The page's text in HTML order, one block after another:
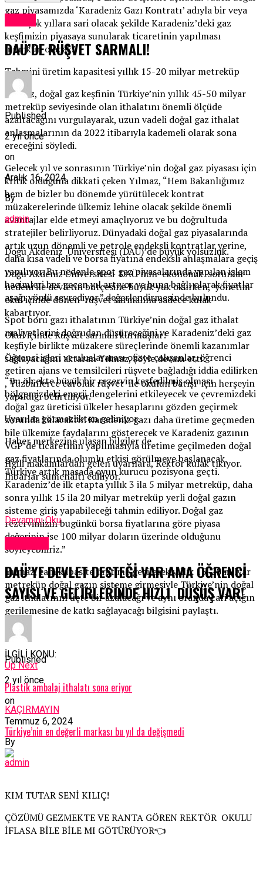
gaz piyasamızda ‘Karadeniz Gazı Kontratı’ adıyla bir veya
daha çok yıllara sari olacak şekilde Karadeniz’deki gaz
keşfimizin piyasaya sunularak ticaretinin yapılması
mümkün olacak.”
Tahmini üretim kapasitesi yıllık 15-20 milyar metreküp
Yılmaz, doğal gaz keşfinin Türkiye’nin yıllık 45-50 milyar
metreküp seviyesinde olan ithalatını önemli ölçüde
azaltacağını vurgulayarak, uzun vadeli doğal gaz ithalat
anlaşmalarının da 2022 itibarıyla kademeli olarak sona
ereceğini söyledi.
Gelecek yıl ve sonrasının Türkiye’nin doğal gaz piyasası için
kritik olduğuna dikkati çeken Yılmaz, “Hem Bakanlığımız
hem de bizler bu dönemde yürütülecek kontrat
müzakerelerinde ülkemiz lehine olacak şekilde önemli
avantajlar elde etmeyi amaçlıyoruz ve bu doğrultuda
stratejiler belirliyoruz. Dünyadaki doğal gaz piyasalarında
artık uzun dönemli ve petrole endeksli kontratlar yerine,
daha kısa vadeli ve borsa fiyatına endeksli anlaşmalara geçiş
yapılıyor. Bu nedenle spot gaz piyasalarında yapılan işlem
hacimleri her geçen yıl artıyor ve buna bağlı olarak fiyatlar
aşağı yönlü seyrediyor.” değerlendirmesinde bulundu.
Spot boru gazı ithalatının Türkiye’nin doğal gaz ithalat
maliyetlerini doğrudan düşüreceğini ve Karadeniz’deki gaz
keşfiyle birlikte müzakere süreçlerinde önemli kazanımlar
sağlayacağını aktaran Yılmaz, şöyle devam etti:
“Bu ölçekte büyük bir rezervin keşfedilmiş olması
bölgemizdeki enerji dengelerini etkileyecek ve çevremizdeki
doğal gaz üreticisi ülkeler hesaplarını gözden geçirmek
zorunda kalacaktır. Karadeniz gazı daha üretime geçmeden
bile ülkemize faydalarını gösterecek ve Karadeniz gazının
VGP’de ticaretinin yapılmasıyla üretime geçilmeden doğal
gaz fiyatlarında olumlu etkisi görülmeye başlanacak.
Türkiye artık masada oyun kurucu pozisyona geçti.
Karadeniz’de ilk etapta yıllık 3 ila 5 milyar metreküp, daha
sonra yıllık 15 ila 20 milyar metreküp yerli doğal gazın
sisteme giriş yapabileceği tahmin ediliyor. Doğal gaz
rezervimizin bugünkü borsa fiyatlarına göre piyasa
değerinin ise 100 milyar doların üzerinde olduğunu
söyleyebiliriz.”
Yılmaz, tam kapasite üretime geçilerek yıllık 15-20 milyar
metreküp doğal gazın sisteme girmesiyle Türkiye’nin doğal
gaz ithalatının üçte bir azalacağı ve aynı oranda cari açığın
gerilemesine de katkı sağlayacağı bilgisini paylaştı.
TRT
İLGİLİ KONU:
Up Next
Plastik ambalaj ithalatı sona eriyor
KAÇIRMAYIN
Türkiye’nin en değerli markası bu yıl da değişmedi
DAÜ’DE RÜŞVET SARMALI!
Published
2 yıl önce
on
Aralık 16, 2024
By
admin
Doğu Akdeniz Üniversitesi (DAÜ)’de büyük yolsuzluk.
Doğu Akdeniz Üniversitesi DAÜ’nün ekonomik sorunlar
nedeni ile devletin bütçesine büyük yük okurken, yönetim
okul içinde dönen rüşvet sarmalına sadece kulak
kabartıyor.
Okul içinde Rüşvet sarmalı kurmuşlar!
Öğrenci işleri ve uluslararası ofiste çalışanlar, öğrenci
getiren ajans ve temsilcileri rüşvete bağladığı iddia edilirken
, Yüzbinlerce euroluk rüşvet ile okulun batışı için herşeyin
yapıldığı belirtiliyor.
Uyarılar görmezlikten geliniyor.
Haber merkezine ulaşan bilgiler de
İlgili makamlardan gelen uyarılara, Rektör kulak tıkıyor.
İhbarlar sümenaltı ediliyor.
Devamını Oku
DAÜ’YE DEVLET DESTEĞİ VAR AMA ÖĞRENCİ
SAYISI VE GELİRLERİNDE HIZLI DÜŞÜŞ VAR!
Published
2 yıl önce
on
Temmuz 6, 2024
By
admin
KIM TUTAR SENİ KILIÇ!
ÇÖZÜMÜ GEZMEKTE VE RANTA GÖREN REKTÖR OKULU
İFLASA BİLE BİLE MI GÖTÜRÜYOR👈